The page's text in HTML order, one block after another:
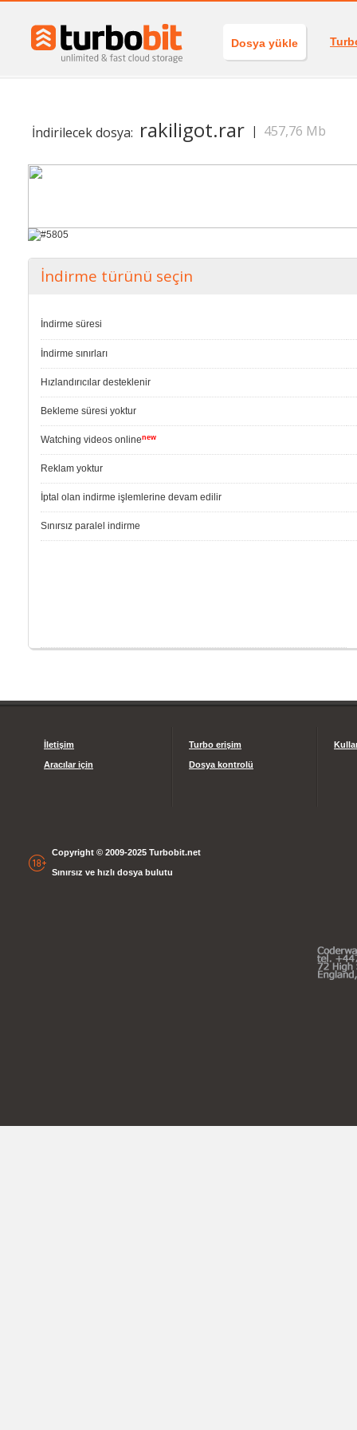
Dosya yükle
İndirilecek dosya: rakiligot.rar | 457,76 Mb
İndirme türünü seçin
İndirme süresi
İndirme sınırları
Hızlandırıcılar desteklenir
Bekleme süresi yoktur
Watching videos onlinenew
Reklam yoktur
İptal olan indirme işlemlerine devam edilir
Sınırsız paralel indirme
İletişim
Aracılar için
Turbo erişim
Dosya kontrolü
Copyright © 2009-2025 Turbobit.net
Sınırsız ve hızlı dosya bulutu